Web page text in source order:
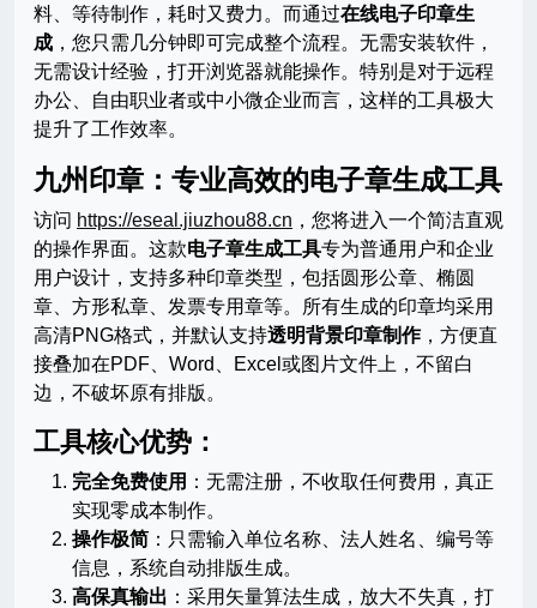
料、等待制作，耗时又费力。而通过在线电子印章生
成 ，您只需几分钟即可完成整个流程。无需安装软件，
无需设计经验，打开浏览器就能操作。特别是对于远程
办公、自由职业者或中小微企业而言，这样的工具极大
提升了工作效率。
九州印章：专业高效的电子章生成工具
访问 https://eseal.jiuzhou88.cn ，您将进入一个简洁直观
的操作界面。这款电子章生成工具专为普通用户和企业
用户设计，支持多种印章类型，包括圆形公章、椭圆
章、方形私章、发票专用章等。所有生成的印章均采用
高清PNG格式，并默认支持透明背景印章制作，方便直
接叠加在PDF、Word、Excel或图片文件上，不留白
边，不破坏原有排版。
工具核心优势：
完全免费使用 ：无需注册，不收取任何费用，真正
实现零成本制作。
操作极简 ：只需输入单位名称、法人姓名、编号等
信息，系统自动排版生成。
高保真输出 ：采用矢量算法生成，放大不失真，打